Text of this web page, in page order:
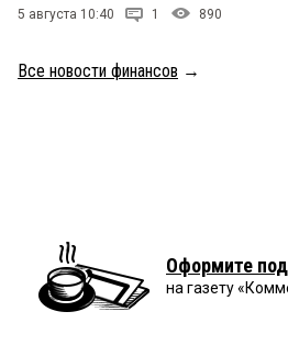
5 августа 10:40 1 890
Все новости финансов →
Оформите
на газету